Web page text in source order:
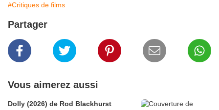
#Critiques de films
Partager
Vous aimerez aussi
Dolly (2026) de Rod Blackhurst